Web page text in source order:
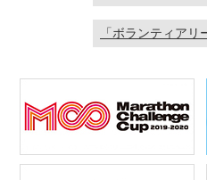
「ボランティア